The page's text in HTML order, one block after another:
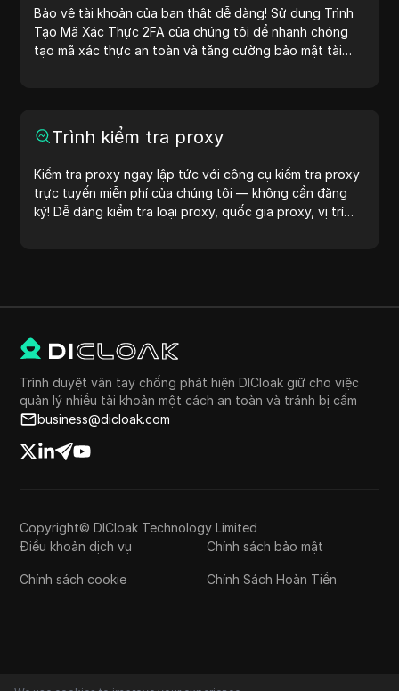
Bảo vệ tài khoản của bạn thật dễ dàng! Sử dụng Trình
Tạo Mã Xác Thực 2FA của chúng tôi để nhanh chóng
tạo mã xác thực an toàn và tăng cường bảo mật tài
Trình kiểm tra proxy
Kiểm tra proxy ngay lập tức với công cụ kiểm tra proxy
trực tuyến miễn phí của chúng tôi — không cần đăng
ký! Dễ dàng kiểm tra loại proxy, quốc gia proxy, vị trí
Trình duyệt vân tay chống phát hiện DICloak giữ cho việc
quản lý nhiều tài khoản một cách an toàn và tránh bị cấm
business@dicloak.com
Copyright© DICloak Technology Limited
Điều khoản dịch vụ
Chính sách bảo mật
Chính sách cookie Chính Sách Hoàn Tiền